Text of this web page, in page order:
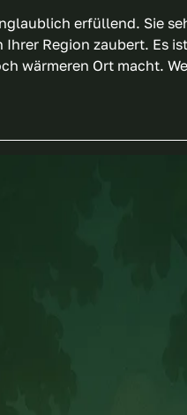
erfüllend. Sie
Region zaubert. Es
wärmeren Ort macht.